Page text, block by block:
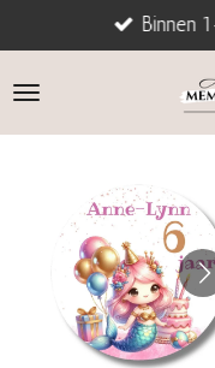
direct
naar
Binnen